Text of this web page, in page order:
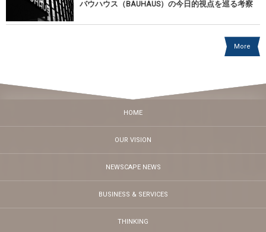
バウハウス（BAUHAUS）の今日的視点を巡る考察
More
HOME
OUR VISION
NEWSCAPE NEWS
BUSINESS & SERVICES
THINKING